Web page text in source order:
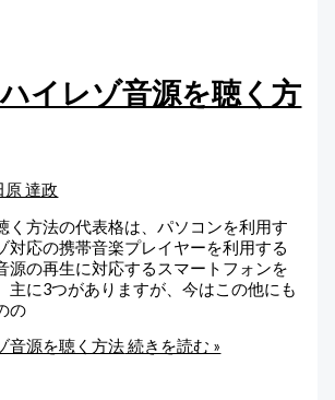
イレゾ音源を聴く方
原 達政
く方法の代表格は、パソコンを利用す
対応の携帯音楽プレイヤーを利用する
源の再生に対応するスマートフォンを
主に3つがありますが、今はこの他にも
の
音源を聴く方法続きを読む »